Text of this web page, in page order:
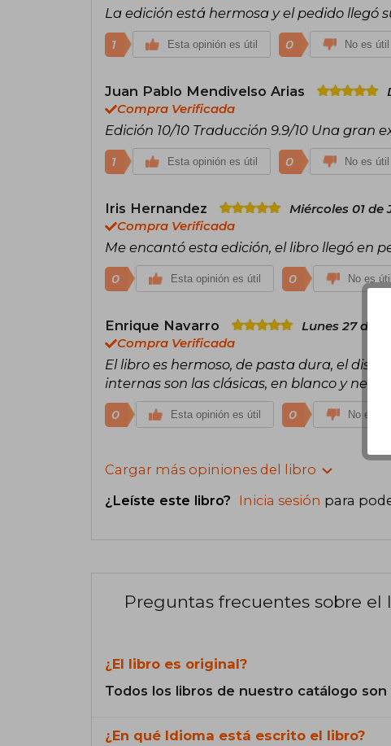
La edición está hermosa y el pedido llegó
1 Esta opinión es útil 0 No es útil
Juan Pablo Mendivelso Arias
Compra Verificada
Edición 10/10 Traducción 9.9/10 Una gran
1 Esta opinión es útil 0 No es útil
Iris Hernandez
Miércoles 01 de
Compra Verificada
Me encantó esta edición, el libro llegó en
0 Esta opinión es útil 0 No es útil
Enrique Navarro
Lunes 27 de
Compra Verificada
El libro es hermoso, de pasta dura, el
internas son las clásicas, en blanco y
0 Esta opinión es útil 0 No es útil
Cargar más opiniones del libro
¿Leíste este libro? Inicia sesión para
Preguntas frecuentes sobre el
¿El libro es original?
Todos los libros de nuestro catálogo son
¿En qué Idioma está escrito el libro?